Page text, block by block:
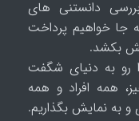
دانستنی های
جا خواهیم پرداخت
بکشد.
رو به دنیای شگفت
همه افراد و همه
به نمایش بگذاریم.